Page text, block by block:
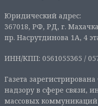
Юридический адрес:
367018, РФ, РД, г.
пр. Насрутдинова 1А, 4
ИНН/КПП: 0561055365 /
Газета
надзору в сфере связи,
массовых коммуникаций